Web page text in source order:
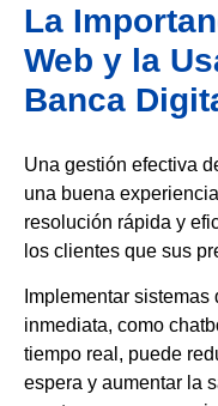
La
Web y la
Banca
Una gestión efectiva
una buena
resolución rápida y
los clientes que sus
Implementar
inmediata, como
tiempo real, puede
espera y aumentar la